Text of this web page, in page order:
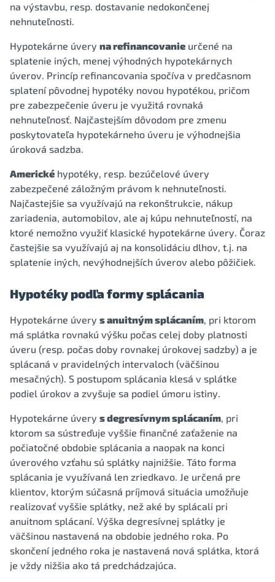
na výstavbu, resp. dostavanie nedokončenej
nehnuteľnosti.
Hypotekárne úvery na refinancovanie určené na
splatenie iných, menej výhodných hypotekárnych
úverov. Princíp refinancovania spočíva v predčasnom
splatení pôvodnej hypotéky novou hypotékou, pričom
pre zabezpečenie úveru je využitá rovnaká
nehnuteľnosť. Najčastejším dôvodom pre zmenu
poskytovateľa hypotekárneho úveru je výhodnejšia
úroková sadzba.
Americké hypotéky, resp. bezúčelové úvery
zabezpečené záložným právom k nehnuteľnosti.
Najčastejšie sa využívajú na rekonštrukcie, nákup
zariadenia, automobilov, ale aj kúpu nehnuteľností, na
ktoré nemožno využiť klasické hypotekárne úvery. Čoraz
častejšie sa využívajú aj na konsolidáciu dlhov, t.j. na
splatenie iných, nevýhodnejších úverov alebo pôžičiek.
Hypotéky podľa formy splácania
Hypotekárne úvery s anuitným splácaním, pri ktorom
má splátka rovnakú výšku počas celej doby platnosti
úveru (resp. počas doby rovnakej úrokovej sadzby) a je
splácaná v pravidelných intervaloch (väčšinou
mesačných). S postupom splácania klesá v splátke
podiel úrokov a zvyšuje sa podiel úmoru istiny.
Hypotekárne úvery s degresívnym splácaním, pri
ktorom sa sústreďuje vyššie finančné zaťaženie na
počiatočné obdobie splácania a naopak na konci
úverového vzťahu sú splátky najnižšie. Táto forma
splácania je využívaná len zriedkavo. Je určená pre
klientov, ktorým súčasná príjmová situácia umožňuje
realizovať vyššie splátky, než aké by splácali pri
anuitnom splácaní. Výška degresívnej splátky je
väčšinou nastavená na obdobie jedného roka. Po
skončení jedného roka je nastavená nová splátka, ktorá
je vždy nižšia ako tá predchádzajúca.